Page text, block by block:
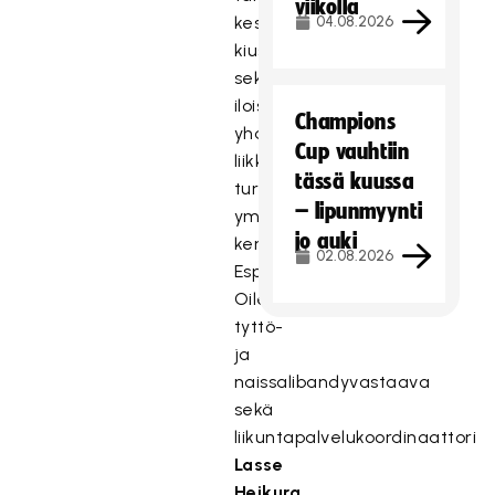
keskusteluja
kiusaamisesta,
sekä
iloista
yhdessä
liikkumista
turvallisessa
ympäristössä,
kertoo
Esport
Oilersin
tyttö-
ja
naissalibandyvastaava
sekä
liikuntapalvelukoordinaattori
Lasse
viikolla
04.08.2026
Champions
Cup vauhtiin
tässä kuussa
– lipunmyynti
jo auki
02.08.2026